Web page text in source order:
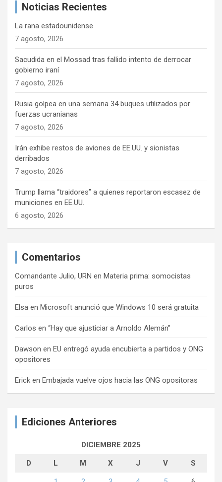
Noticias Recientes
La rana estadounidense
7 agosto, 2026
Sacudida en el Mossad tras fallido intento de derrocar
gobierno iraní
7 agosto, 2026
Rusia golpea en una semana 34 buques utilizados por
fuerzas ucranianas
7 agosto, 2026
Irán exhibe restos de aviones de EE.UU. y sionistas
derribados
7 agosto, 2026
Trump llama “traidores” a quienes reportaron escasez de
municiones en EE.UU.
6 agosto, 2026
Comentarios
Comandante Julio, URN en Materia prima: somocistas
puros
Elsa en Microsoft anunció que Windows 10 será gratuita
Carlos en “Hay que ajusticiar a Arnoldo Alemán”
Dawson en EU entregó ayuda encubierta a partidos y ONG
opositores
Erick en Embajada vuelve ojos hacia las ONG opositoras
Ediciones Anteriores
DICIEMBRE 2025
D L M X J V S